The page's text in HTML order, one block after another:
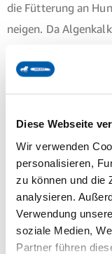
Diese Webseite
Wir verwenden
personalisieren,
zu können und die
analysieren.
Verwendung
soziale Medien,
Partner führen
die Fütterung an
neigen. Da
Trocken oder
erhalten täglich
100% Algenkalk